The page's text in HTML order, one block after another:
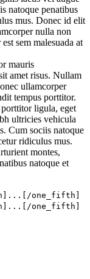
natoque penatibus
mus. Donec id elit
nulla non
sem malesuada at
mauris
amet risus. Nullam
ullamcorper
tempus porttitor.
ligula, eget
ultricies vehicula
Cum sociis natoque
ridiculus mus.
montes,
natoque et
one_fifth]
one_fifth]